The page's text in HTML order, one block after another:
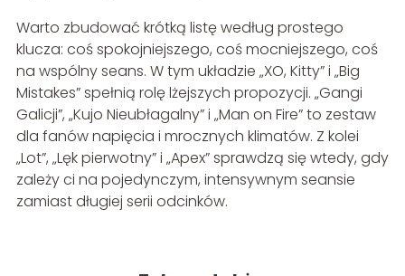
Warto zbudować krótką listę według prostego
klucza: coś spokojniejszego, coś mocniejszego, coś
na wspólny seans. W tym układzie „XO, Kitty” i „Big
Mistakes” spełnią rolę lżejszych propozycji. „Gangi
Galicji”, „Kujo Nieubłagalny” i „Man on Fire” to zestaw
dla fanów napięcia i mrocznych klimatów. Z kolei
„Lot”, „Lęk pierwotny” i „Apex” sprawdzą się wtedy, gdy
zależy ci na pojedynczym, intensywnym seansie
zamiast długiej serii odcinków.